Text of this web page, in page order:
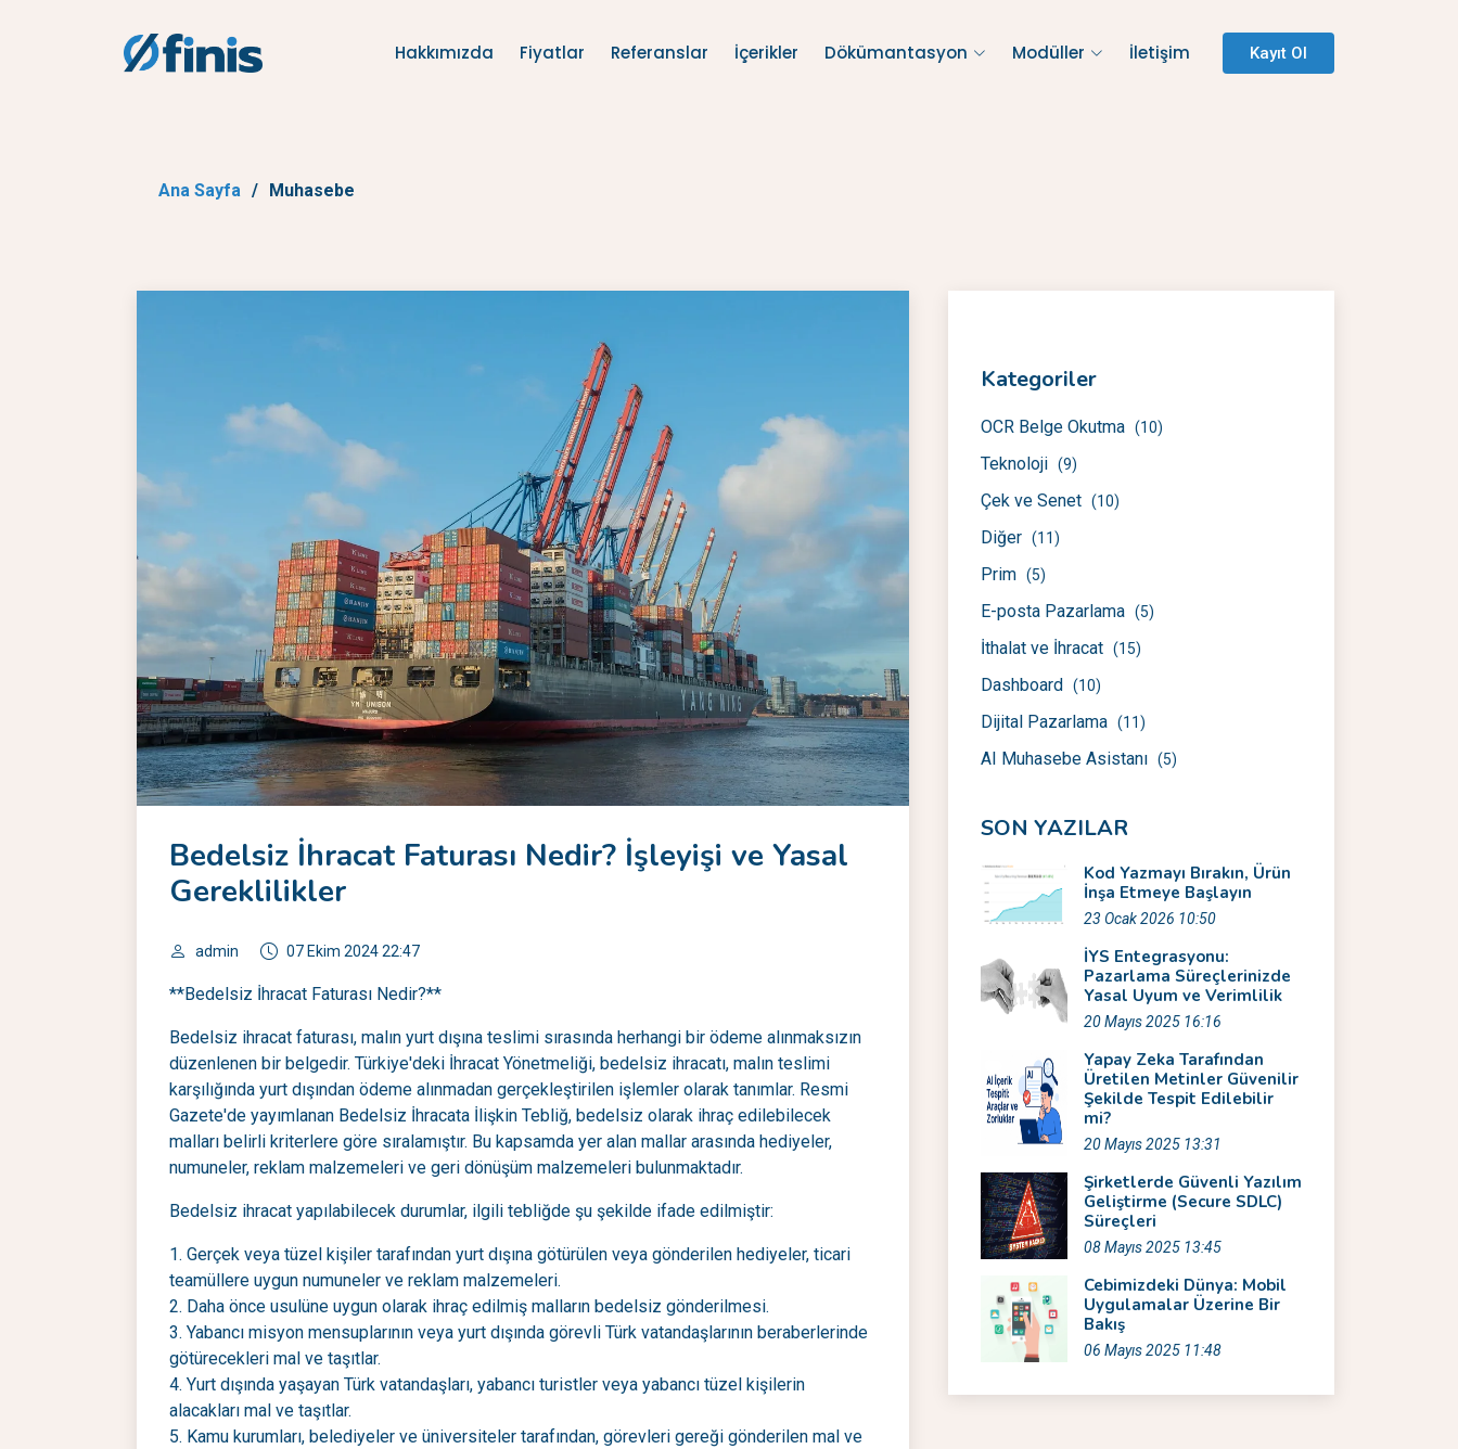
Hakkımızda Fiyatlar Referanslar İçerikler Dökümantasyon Modüller İletişim Kayıt Ol
Ana Sayfa Muhasebe
Bedelsiz İhracat Faturası Nedir? İşleyişi ve Yasal
Gereklilikler
admin 07 Ekim 2024 22:47
**Bedelsiz İhracat Faturası Nedir?**
Bedelsiz ihracat faturası, malın yurt dışına teslimi sırasında herhangi bir ödeme alınmaksızın
düzenlenen bir belgedir. Türkiye'deki İhracat Yönetmeliği, bedelsiz ihracatı, malın teslimi
karşılığında yurt dışından ödeme alınmadan gerçekleştirilen işlemler olarak tanımlar. Resmi
Gazete'de yayımlanan Bedelsiz İhracata İlişkin Tebliğ, bedelsiz olarak ihraç edilebilecek
malları belirli kriterlere göre sıralamıştır. Bu kapsamda yer alan mallar arasında hediyeler,
numuneler, reklam malzemeleri ve geri dönüşüm malzemeleri bulunmaktadır.
Bedelsiz ihracat yapılabilecek durumlar, ilgili tebliğde şu şekilde ifade edilmiştir:
1. Gerçek veya tüzel kişiler tarafından yurt dışına götürülen veya gönderilen hediyeler, ticari
teamüllere uygun numuneler ve reklam malzemeleri.
2. Daha önce usulüne uygun olarak ihraç edilmiş malların bedelsiz gönderilmesi.
3. Yabancı misyon mensuplarının veya yurt dışında görevli Türk vatandaşlarının beraberlerinde
götürecekleri mal ve taşıtlar.
4. Yurt dışında yaşayan Türk vatandaşları, yabancı turistler veya yabancı tüzel kişilerin
alacakları mal ve taşıtlar.
5. Kamu kurumları, belediyeler ve üniversiteler tarafından, görevleri gereği gönderilen mal ve
Kategoriler
OCR Belge Okutma (10)
Teknoloji (9)
Çek ve Senet (10)
Diğer (11)
Prim (5)
E-posta Pazarlama (5)
İthalat ve İhracat (15)
Dashboard (10)
Dijital Pazarlama (11)
AI Muhasebe Asistanı (5)
SON YAZILAR
Kod Yazmayı Bırakın, Ürün
İnşa Etmeye Başlayın
23 Ocak 2026 10:50
İYS Entegrasyonu:
Pazarlama Süreçlerinizde
Yasal Uyum ve Verimlilik
20 Mayıs 2025 16:16
Yapay Zeka Tarafından
Üretilen Metinler Güvenilir
Şekilde Tespit Edilebilir
mi?
20 Mayıs 2025 13:31
Şirketlerde Güvenli Yazılım
Geliştirme (Secure SDLC)
Süreçleri
08 Mayıs 2025 13:45
Cebimizdeki Dünya: Mobil
Uygulamalar Üzerine Bir
Bakış
06 Mayıs 2025 11:48